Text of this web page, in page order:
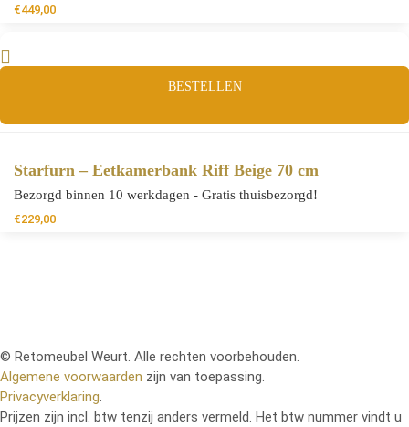
€449,00
BESTELLEN
Starfurn – Eetkamerbank Riff Beige 70 cm
Bezorgd binnen 10 werkdagen - Gratis thuisbezorgd!
€229,00
© Retomeubel Weurt. Alle rechten voorbehouden.
Algemene voorwaarden zijn van toepassing.
Privacyverklaring.
Prijzen zijn incl. btw tenzij anders vermeld. Het btw nummer vindt u